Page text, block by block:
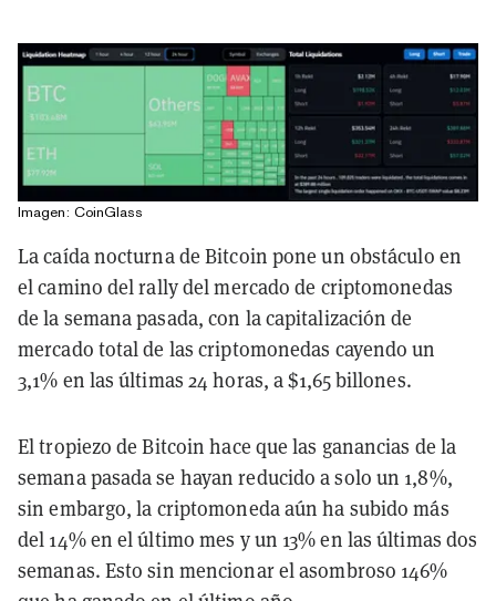
Imagen: CoinGlass
La caída nocturna de Bitcoin pone un obstáculo en
el camino del rally del mercado de criptomonedas
de la semana pasada, con la capitalización de
mercado total de las criptomonedas cayendo un
3,1% en las últimas 24 horas, a $1,65 billones.
El tropiezo de Bitcoin hace que las ganancias de la
semana pasada se hayan reducido a solo un 1,8%,
sin embargo, la criptomoneda aún ha subido más
del 14% en el último mes y un 13% en las últimas dos
semanas. Esto sin mencionar el asombroso 146%